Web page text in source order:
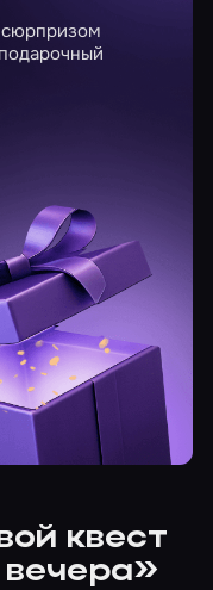
сюрпризом
квест